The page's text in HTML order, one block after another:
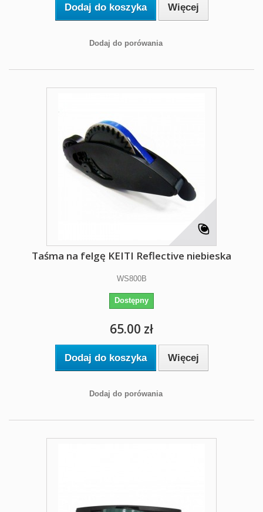
Dodaj do koszyka Więcej
Dodaj do porówania
Taśma na felgę KEITI Reflective niebieska
WS800B
Dostępny
65.00 zł
Dodaj do koszyka Więcej
Dodaj do porówania